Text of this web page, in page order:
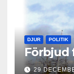
DJUR POLITIK
Förbjud
29